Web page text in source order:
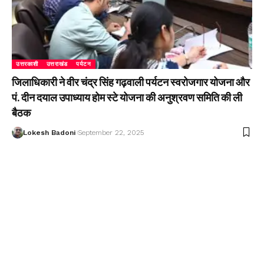
उत्तरकाशी उत्तराखंड पर्यटन
जिलाधिकारी ने वीर चंद्र सिंह गढ़वाली पर्यटन स्वरोजगार योजना और
पं. दीन दयाल उपाध्याय होम स्टे योजना की अनुश्रवण समिति की ली
बैठक
Lokesh Badoni September 22, 2025